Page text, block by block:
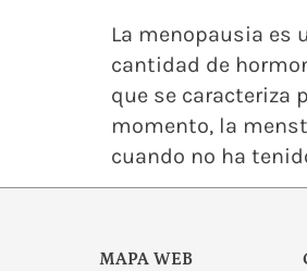
La menopausia es
cantidad de
que se caracteriza
momento, la
cuando no ha
MAPA WEB